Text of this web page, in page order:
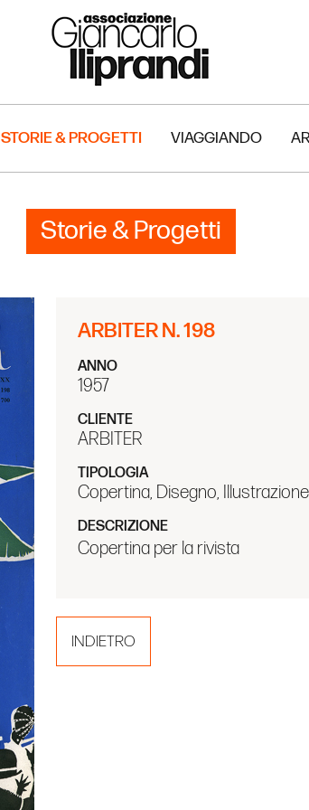
STORIE & PROGETTI VIAGGIANDO
Storie & Progetti
ARBITER N. 198
ANNO
1957
CLIENTE
ARBITER
TIPOLOGIA
Copertina, Disegno, Illustrazione
DESCRIZIONE
Copertina per la rivista
INDIETRO